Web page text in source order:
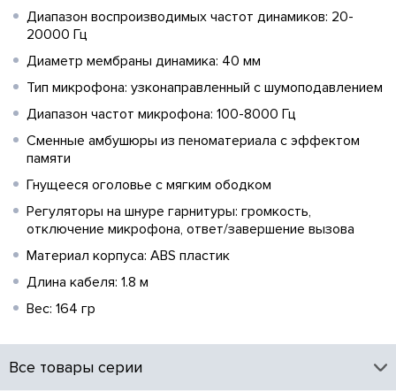
Диапазон воспроизводимых частот динамиков: 20-
20000 Гц
Диаметр мембраны динамика: 40 мм
Тип микрофона: узконаправленный с шумоподавлением
Диапазон частот микрофона: 100-8000 Гц
Сменные амбушюры из пеноматериала с эффектом
памяти
Гнущееся оголовье с мягким ободком
Регуляторы на шнуре гарнитуры: громкость,
отключение микрофона, ответ/завершение вызова
Материал корпуса: ABS пластик
Длина кабеля: 1.8 м
Вес: 164 гр
Все товары серии